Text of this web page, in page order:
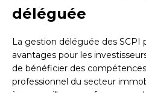
déléguée
La gestion déléguée des SCPI
avantages pour les
de bénéficier des compétences
professionnel du secteur